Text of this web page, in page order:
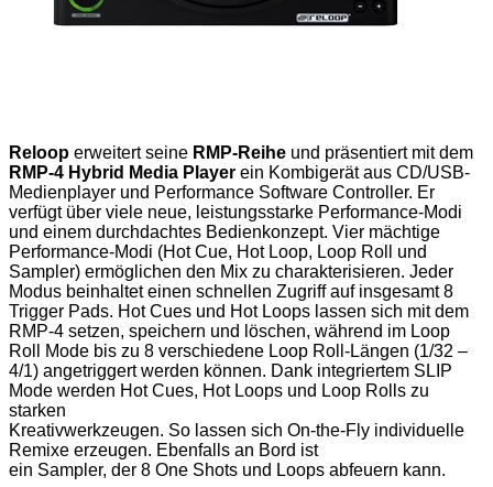
Reloop erweitert seine RMP-Reihe und präsentiert mit dem
RMP-4 Hybrid Media Player ein Kombigerät aus CD/USB-
Medienplayer und Performance Software Controller. Er
verfügt über viele neue, leistungsstarke Performance-Modi
und einem durchdachtes Bedienkonzept. Vier mächtige
Performance-Modi (Hot Cue, Hot Loop, Loop Roll und
Sampler) ermöglichen den Mix zu charakterisieren. Jeder
Modus beinhaltet einen schnellen Zugriff auf insgesamt 8
Trigger Pads. Hot Cues und Hot Loops lassen sich mit dem
RMP-4 setzen, speichern und löschen, während im Loop
Roll Mode bis zu 8 verschiedene Loop Roll-Längen (1/32 –
4/1) angetriggert werden können. Dank integriertem SLIP
Mode werden Hot Cues, Hot Loops und Loop Rolls zu
starken
Kreativwerkzeugen. So lassen sich On-the-Fly individuelle
Remixe erzeugen. Ebenfalls an Bord ist
ein Sampler, der 8 One Shots und Loops abfeuern kann.